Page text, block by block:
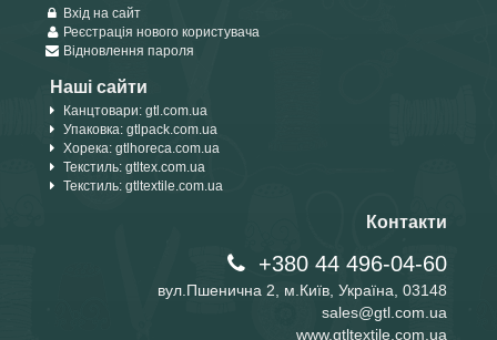
Вхід на сайт
Реєстрація нового користувача
Відновлення пароля
Наші сайти
Канцтовари: gtl.com.ua
Упаковка: gtlpack.com.ua
Хорека: gtlhoreca.com.ua
Текстиль: gtltex.com.ua
Текстиль: gtltextile.com.ua
Контакти
+380 44 496-04-60
вул.Пшенична 2, м.Київ, Україна, 03148
sales@gtl.com.ua
www.gtltextile.com.ua